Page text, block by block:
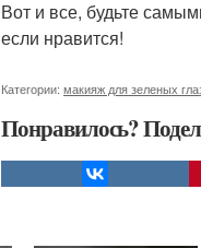
Вот и все, будьте
если нравится!
Категории: макияж для зеленых
Понравилось?